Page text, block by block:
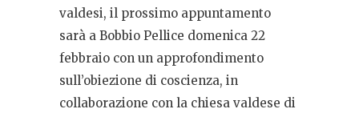
valdesi, il prossimo appuntamento
sarà a Bobbio Pellice domenica 22
febbraio con un approfondimento
sull’obiezione di coscienza, in
collaborazione con la chiesa valdese di